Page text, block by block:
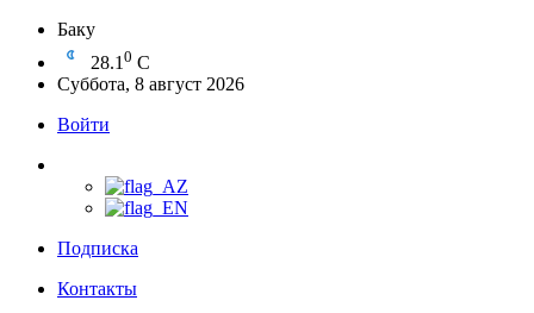
Баку
28.1 0 C
Суббота, 8 август 2026
Войти
Подписка
Контакты